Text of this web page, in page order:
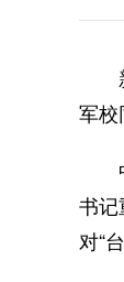
新
军校
中
书记
对“